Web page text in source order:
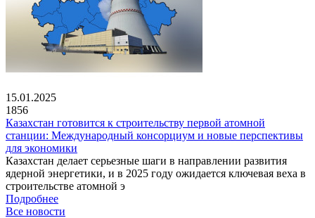
15.01.2025
1856
Казахстан готовится к строительству первой атомной
станции: Международный консорциум и новые перспективы
для экономики
Казахстан делает серьезные шаги в направлении развития
ядерной энергетики, и в 2025 году ожидается ключевая веха в
строительстве атомной э
Подробнее
Все новости